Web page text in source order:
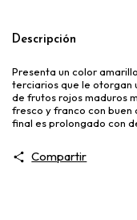
Descripción
Presenta un color
terciarios que le otorgan
de frutos rojos maduros
fresco y franco con buen
final es prolongado con
Compartir